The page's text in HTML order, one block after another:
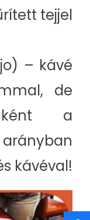
tejjel
– kávé
de
a
kávéval!